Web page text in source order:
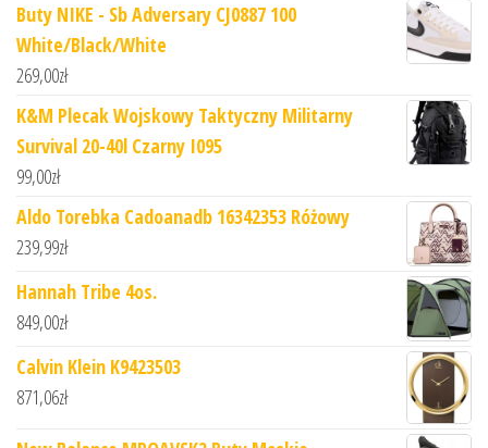
Buty NIKE - Sb Adversary CJ0887 100
White/Black/White
269,00zł
K&M Plecak Wojskowy Taktyczny Militarny
Survival 20-40l Czarny I095
99,00zł
Aldo Torebka Cadoanadb 16342353 Różowy
239,99zł
Hannah Tribe 4os.
849,00zł
Calvin Klein K9423503
871,06zł